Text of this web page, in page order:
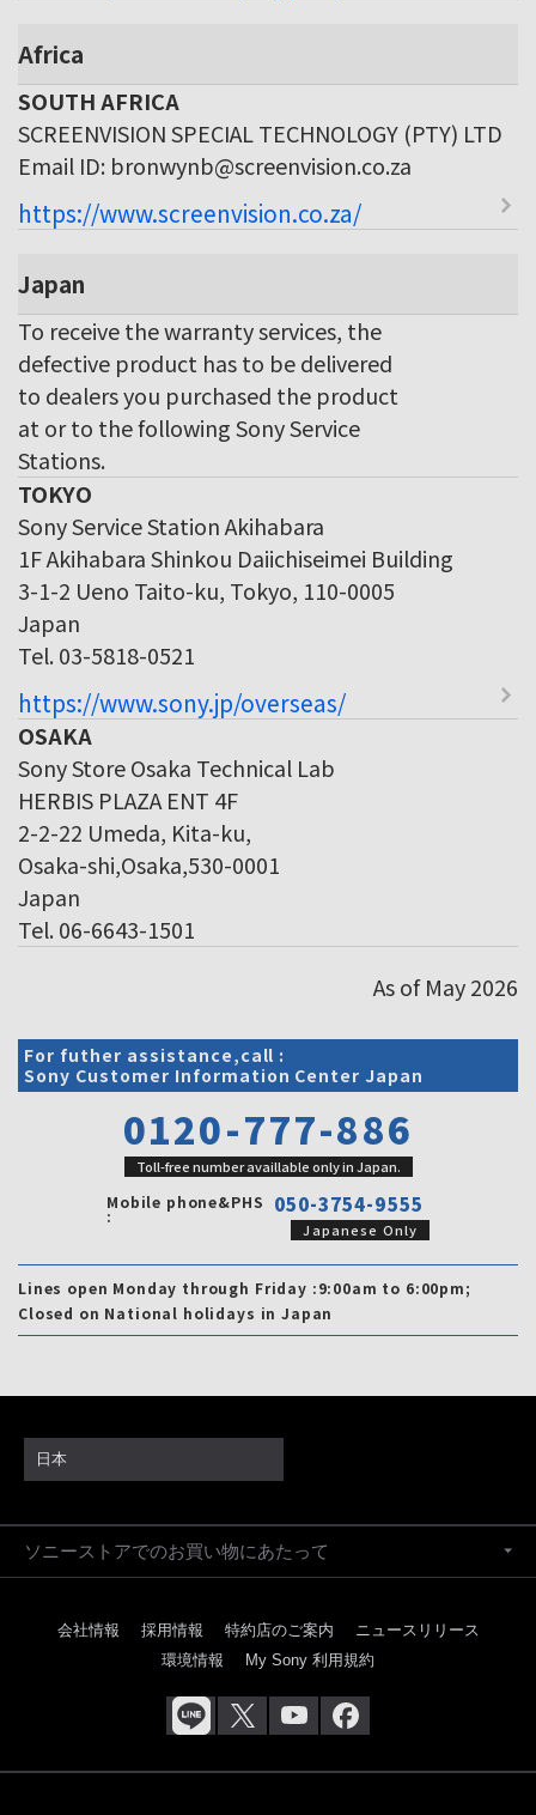
Africa
SOUTH AFRICA
SCREENVISION SPECIAL TECHNOLOGY (PTY) LTD
Email ID: bronwynb@screenvision.co.za
https://www.screenvision.co.za/
Japan
To receive the warranty services, the
defective product has to be delivered
to dealers you purchased the product
at or to the following Sony Service
Stations.
TOKYO
Sony Service Station Akihabara
1F Akihabara Shinkou Daiichiseimei Building
3-1-2 Ueno Taito-ku, Tokyo, 110-0005
Japan
Tel. 03-5818-0521
https://www.sony.jp/overseas/
OSAKA
Sony Store Osaka Technical Lab
HERBIS PLAZA ENT 4F
2-2-22 Umeda, Kita-ku,
Osaka-shi,Osaka,530-0001
Japan
Tel. 06-6643-1501
As of May 2026
For futher assistance,call :
Sony Customer Information Center Japan
0120-777-886
Toll-free number availlable only in Japan.
Mobile phone&PHS
: 050-3754-9555
Japanese Only
Lines open Monday through Friday :9:00am to 6:00pm;
Closed on National holidays in Japan
日本
ソニーストアでのお買い物にあたって
会社情報 採用情報 特約店のご案内
ニュースリリース
環境情報
My Sony 利用規約